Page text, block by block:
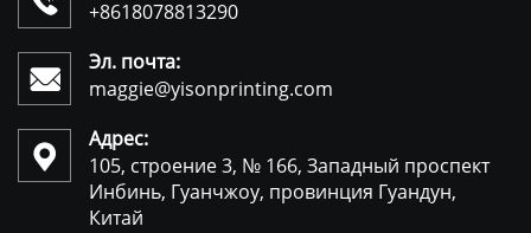
+8618078813290

Эл. почта:
maggie@yisonprinting.com

Адрес:
105, строение 3, № 166, Западный проспект
Инбинь, Гуанчжоу, провинция Гуандун,
Китай